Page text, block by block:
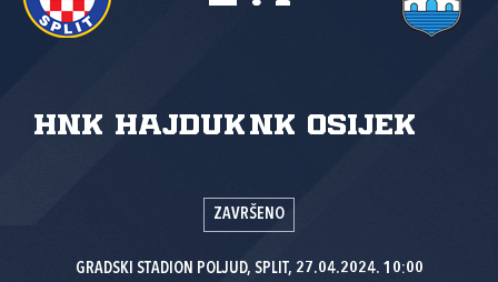
HNK Hajduk NK Osijek
ZAVRŠENO
GRADSKI STADION POLJUD, SPLIT, 27.04.2024. 10:00